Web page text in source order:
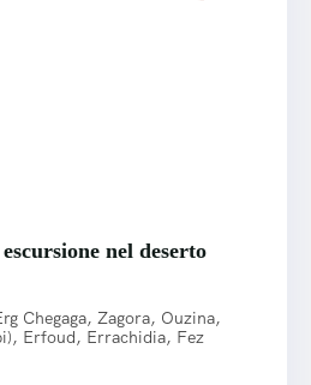
nel deserto
Chegaga, Zagora, Ouzina,
Erfoud, Errachidia, Fez